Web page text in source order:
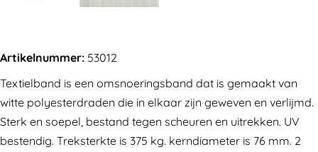
Artikelnummer: 53012
Textielband is een omsnoeringsband dat is gemaakt van
witte polyesterdraden die in elkaar zijn geweven en verlijmd.
Sterk en soepel, bestand tegen scheuren en uitrekken. UV
bestendig. Treksterkte is 375 kg. kerndiameter is 76 mm. 2